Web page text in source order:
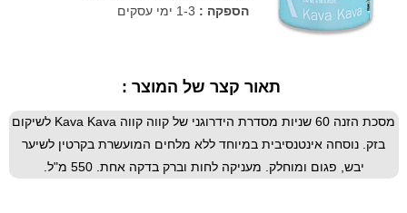
הספקה : 1-3 ימי עסקים
תאור קצר של המוצר :
מסכת הזנה 60 שניות מסדרת הידרוגני של קווה קווה Kava Kava לשיקום
בזק. נוסחה אינטנסיבית במיוחד ללא מלחים המועשרת בקרטין לשיער
יבש, פגום ומוחלק. מעניקה לחות וברק בדקה אחת. 550 מ"ל.